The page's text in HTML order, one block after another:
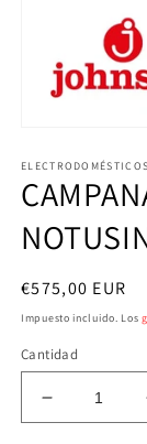
multimedia
1
en
ventana
modal
Precio
habitual
€575,00 EUR
Impuesto incluido. Los
Cantidad
Reducir
cantidad